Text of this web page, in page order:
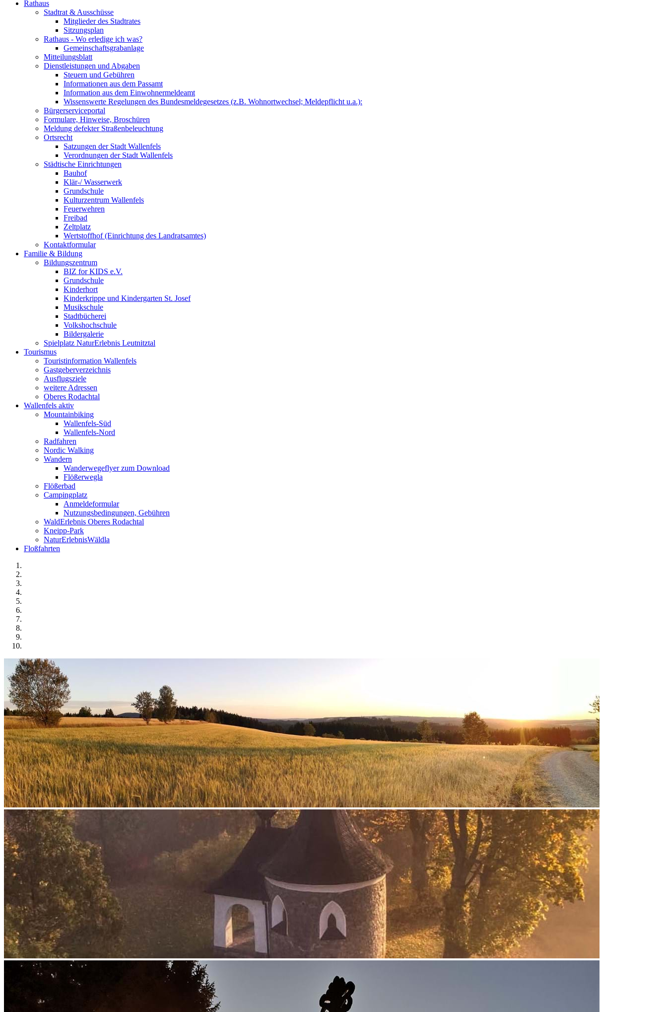
Rathaus
Stadtrat & Ausschüsse
Mitglieder des Stadtrates
Sitzungsplan
Rathaus - Wo erledige ich was?
Gemeinschaftsgrabanlage
Mitteilungsblatt
Dienstleistungen und Abgaben
Steuern und Gebühren
Informationen aus dem Passamt
Information aus dem Einwohnermeldeamt
Wissenswerte Regelungen des Bundesmeldegesetzes (z.B. Wohnortwechsel; Meldepflicht u.a.):
Bürgerserviceportal
Formulare, Hinweise, Broschüren
Meldung defekter Straßenbeleuchtung
Ortsrecht
Satzungen der Stadt Wallenfels
Verordnungen der Stadt Wallenfels
Städtische Einrichtungen
Bauhof
Klär-/ Wasserwerk
Grundschule
Kulturzentrum Wallenfels
Feuerwehren
Freibad
Zeltplatz
Wertstoffhof (Einrichtung des Landratsamtes)
Kontaktformular
Familie & Bildung
Bildungszentrum
BIZ for KIDS e.V.
Grundschule
Kinderhort
Kinderkrippe und Kindergarten St. Josef
Musikschule
Stadtbücherei
Volkshochschule
Bildergalerie
Spielplatz NaturErlebnis Leutnitztal
Tourismus
Touristinformation Wallenfels
Gastgeberverzeichnis
Ausflugsziele
weitere Adressen
Oberes Rodachtal
Wallenfels aktiv
Mountainbiking
Wallenfels-Süd
Wallenfels-Nord
Radfahren
Nordic Walking
Wandern
Wanderwegeflyer zum Download
Flößerwegla
Flößerbad
Campingplatz
Anmeldeformular
Nutzungsbedingungen, Gebühren
WaldErlebnis Oberes Rodachtal
Kneipp-Park
NaturErlebnisWäldla
Floßfahrten